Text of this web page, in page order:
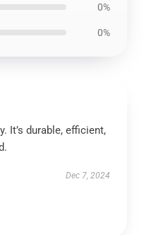
0%
0%
It’s durable, efficient,
Dec 7, 2024